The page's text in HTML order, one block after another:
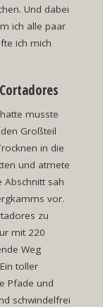
Und dabei
ich alle paar
ich mich
musste
Großteil
in die
und atmete
Abschnitt sah
vor.
zu
mit 220
Weg
toller
Pfade und
schwindelfrei